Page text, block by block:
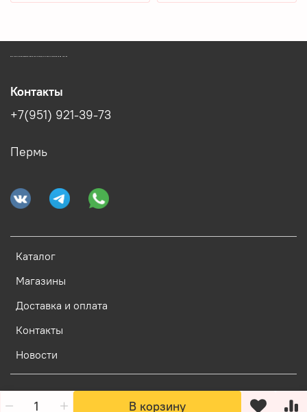
В корзину
Каталог
Магазины
Доставка и оплата
Контакты
Новости
Контакты
+7(951) 921-39-73
Пермь